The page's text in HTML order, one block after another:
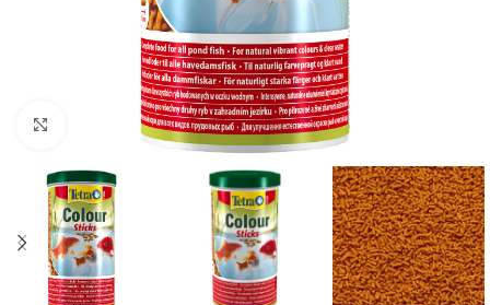
Нажмите, чтобы увеличить